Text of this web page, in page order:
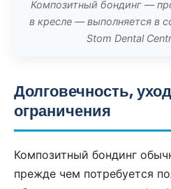
Композитный бондинг —
в кресле — выполняется в
Stom Dental
Долговечность,
ограничения
Композитный бондинг
прежде чем потребуется